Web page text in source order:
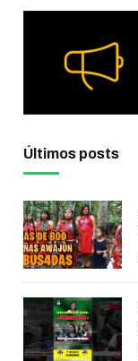
Últimos posts